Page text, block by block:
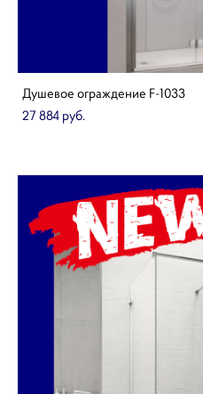
Душевое ограждение F-1033
27 884 pуб.